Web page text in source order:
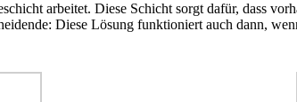
arbeitet. Diese Schicht sorgt dafür, dass
Diese Lösung funktioniert auch dann,